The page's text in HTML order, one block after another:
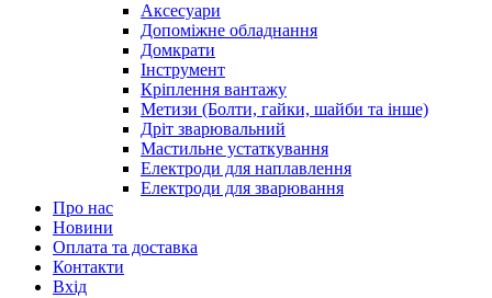
Аксесуари
Допоміжне обладнання
Домкрати
Інструмент
Кріплення вантажу
Метизи (Болти, гайки, шайби та інше)
Дріт зварювальний
Мастильне устаткування
Електроди для наплавлення
Електроди для зварювання
Про нас
Новини
Оплата та доставка
Контакти
Вхiд